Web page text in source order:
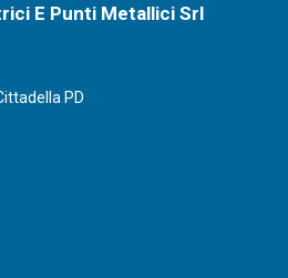
E Punti Metallici Srl
PD